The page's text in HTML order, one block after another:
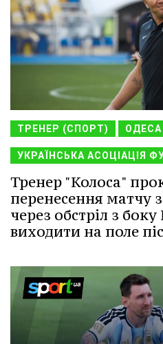
ТРЕНЕР (СПОРТ) ОДЕСА
УКРАЇНСЬКА АСОЦІАЦІЯ
Тренер "Колоса"
перенесення матчу
через обстріл з
виходити на поле